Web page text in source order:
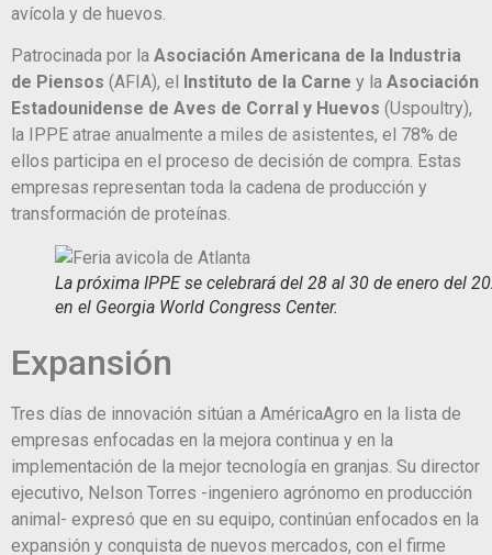
avícola y de huevos.
Patrocinada por la Asociación Americana de la Industria
de Piensos (AFIA), el Instituto de la Carne y la Asociación
Estadounidense de Aves de Corral y Huevos (Uspoultry),
la IPPE atrae anualmente a miles de asistentes, el 78% de
ellos participa en el proceso de decisión de compra. Estas
empresas representan toda la cadena de producción y
transformación de proteínas.
La próxima IPPE se celebrará del 28 al 30 de enero del
en el Georgia World Congress Center.
Expansión
Tres días de innovación sitúan a AméricaAgro en la lista de
empresas enfocadas en la mejora continua y en la
implementación de la mejor tecnología en granjas. Su director
ejecutivo, Nelson Torres -ingeniero agrónomo en producción
animal- expresó que en su equipo, continúan enfocados en la
expansión y conquista de nuevos mercados, con el firme